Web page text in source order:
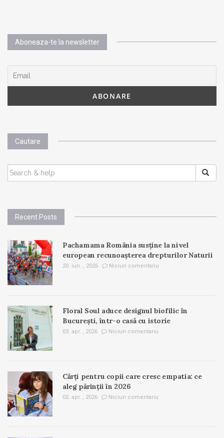
Aboneaza-te la newsletter
Cautare
SEARCH
FOR:
Recent Posts
Pachamama România susține la nivel
european recunoașterea drepturilor Naturii
20. iun. , 2026 Niciun comentariu
Floral Soul aduce designul biofilic în
București, într-o casă cu istorie
03. apr. , 2026 Niciun comentariu
Cărți pentru copii care cresc empatia: ce
aleg părinții în 2026
02. apr. , 2026 Niciun comentariu